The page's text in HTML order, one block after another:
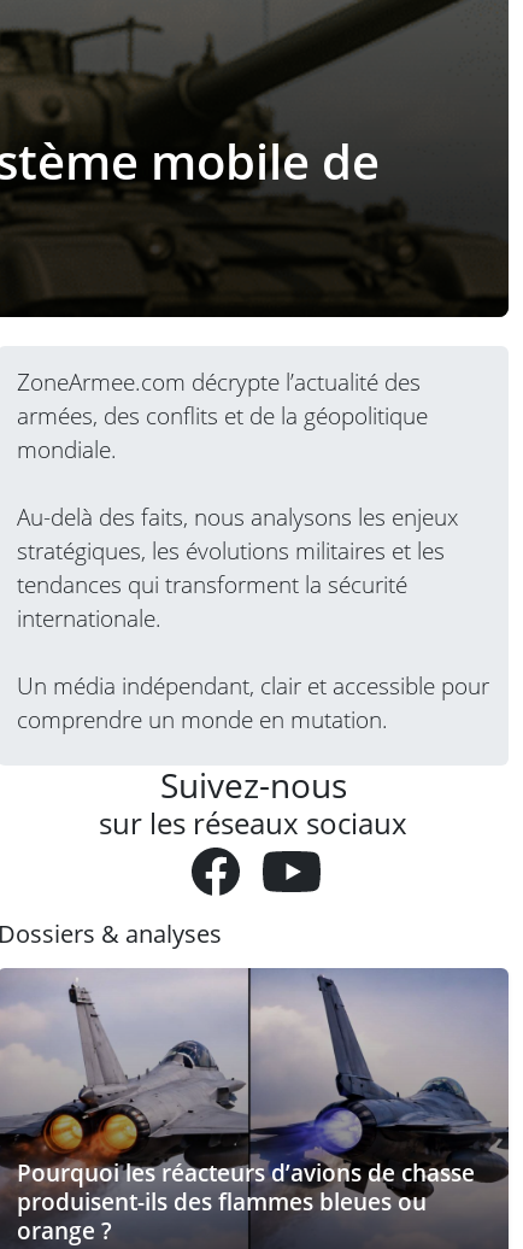
mobile de
ZoneArmee.com décrypte l’actualité des
armées, des conflits et de la géopolitique
mondiale.
Au-delà des faits, nous analysons les enjeux
stratégiques, les évolutions militaires et les
tendances qui transforment la sécurité
internationale.
Un média indépendant, clair et accessible pour
comprendre un monde en mutation.
Suivez-nous
sur les réseaux sociaux
Dossiers & analyses
Pourquoi les réacteurs d’avions de chasse
produisent-ils des flammes bleues ou
orange ?